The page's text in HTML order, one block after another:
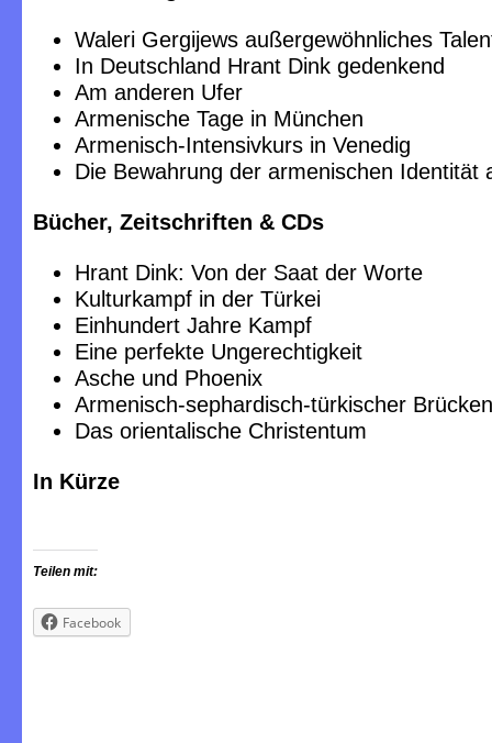
Waleri Gergijews außergewöhnliches
In Deutschland Hrant Dink gedenkend
Am anderen Ufer
Armenische Tage in München
Armenisch-Intensivkurs in Venedig
Die Bewahrung der armenischen Identität
Bücher, Zeitschriften & CDs
Hrant Dink: Von der Saat der Worte
Kulturkampf in der Türkei
Einhundert Jahre Kampf
Eine perfekte Ungerechtigkeit
Asche und Phoenix
Armenisch-sephardisch-türkischer
Das orientalische Christentum
In Kürze
Teilen mit:
Facebook